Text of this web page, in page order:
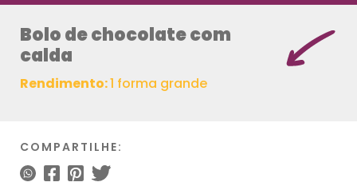
Bolo de chocolate com
calda
Rendimento:1 forma grande
COMPARTILHE: